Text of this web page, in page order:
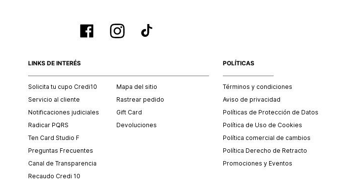
LINKS DE INTERÉS
Solicita tu cupo Credi10
Servicio al cliente
Notificaciones judiciales
Radicar PQRS
Ten Card Studio F
Preguntas Frecuentes
Canal de Transparencia
Recaudo Credi 10
Mapa del sitio
Rastrear pedido
Gift Card
Devoluciones
POLÍTICAS
Términos y condiciones
Aviso de privacidad
Políticas de Protección de Datos
Política de Uso de Cookies
Política comercial de cambios
Política Derecho de Retracto
Promociones y Eventos